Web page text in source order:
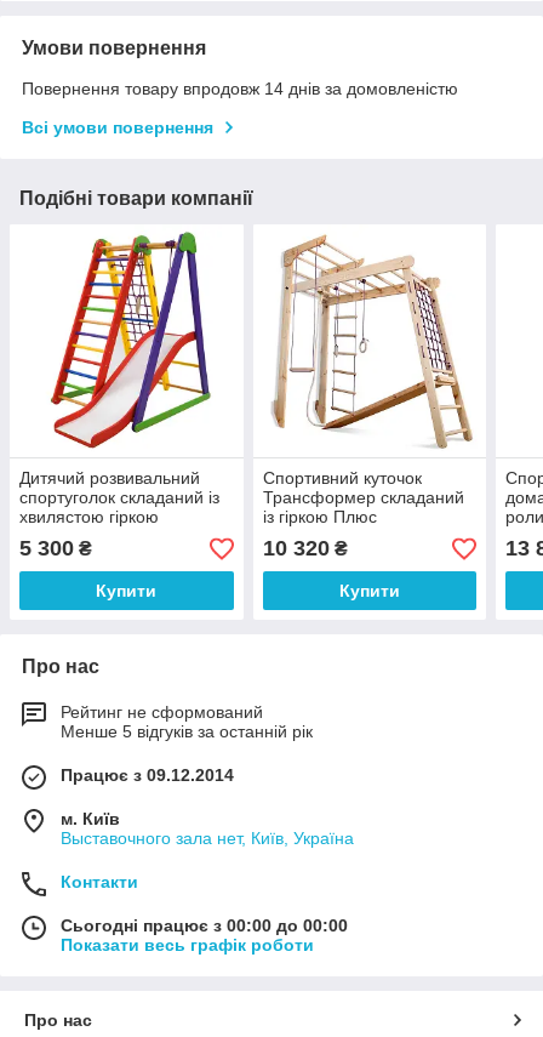
Умови повернення
Повернення товару впродовж 14 днів за домовленістю
Всі умови повернення
Подібні товари компанії
Дитячий розвивальний
спортуголок складаний із
хвилястою гіркою
5 300 ₴
Купити
Спортивний куточок
Трансформер складаний
із гіркою Плюс
10 320₴
Купити
13
Про нас
Рейтинг не сформований
Менше 5 відгуків за останній рік
Працює з 09.12.2014
м. Київ
Выставочного зала нет, Київ, Україна
Контакти
Сьогодні працює з 00:00 до 00:00
Показати весь графік роботи
Про нас